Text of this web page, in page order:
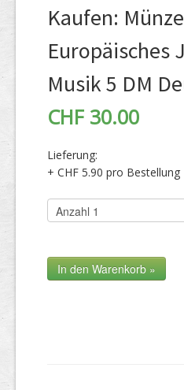
Kaufen:
Europäisches
Musik 5 DM
CHF 30.00
Lieferung:
+ CHF 5.90 pro Bestellung